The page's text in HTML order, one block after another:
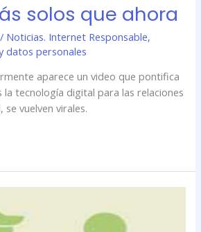
solos que ahora
/ Noticias. Internet Responsable,
datos personales
aparece un video que pontifica
la tecnología digital para las relaciones
se vuelven virales.